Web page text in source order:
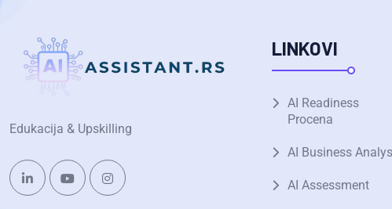
Edukacija & Upskilling
LINKOVI
AI Readiness
Procena
AI Business
AI Assessment